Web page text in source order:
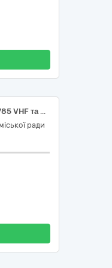
Цифрова радіостанція Hitera HM785 VHF та Motorola DP3441e або еквівалент
ради